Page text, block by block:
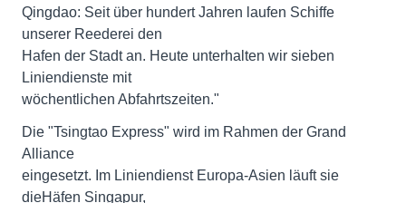
Qingdao: Seit über hundert Jahren laufen Schiffe
unserer Reederei den
Hafen der Stadt an. Heute unterhalten wir sieben
Liniendienste mit
wöchentlichen Abfahrtszeiten."
Die "Tsingtao Express" wird im Rahmen der Grand
Alliance
eingesetzt. Im Liniendienst Europa-Asien läuft sie
dieHäfen Singapur,